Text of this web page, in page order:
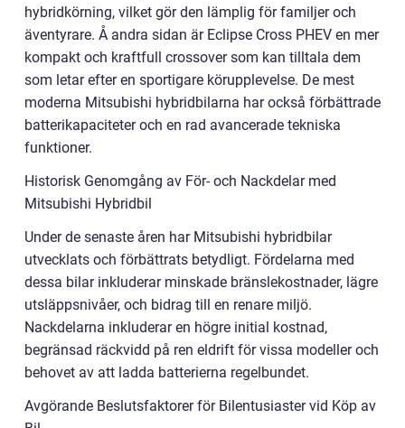
hybridkörning, vilket gör den lämplig för familjer och
äventyrare. Å andra sidan är Eclipse Cross PHEV en mer
kompakt och kraftfull crossover som kan tilltala dem
som letar efter en sportigare körupplevelse. De mest
moderna Mitsubishi hybridbilarna har också förbättrade
batterikapaciteter och en rad avancerade tekniska
funktioner.
Historisk Genomgång av För- och Nackdelar med
Mitsubishi Hybridbil
Under de senaste åren har Mitsubishi hybridbilar
utvecklats och förbättrats betydligt. Fördelarna med
dessa bilar inkluderar minskade bränslekostnader, lägre
utsläppsnivåer, och bidrag till en renare miljö.
Nackdelarna inkluderar en högre initial kostnad,
begränsad räckvidd på ren eldrift för vissa modeller och
behovet av att ladda batterierna regelbundet.
Avgörande Beslutsfaktorer för Bilentusiaster vid Köp av